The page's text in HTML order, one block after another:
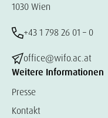
1030 Wien
+43 1 798 26 01 – 0
office@wifo.ac.at
Weitere Informationen
Presse
Kontakt